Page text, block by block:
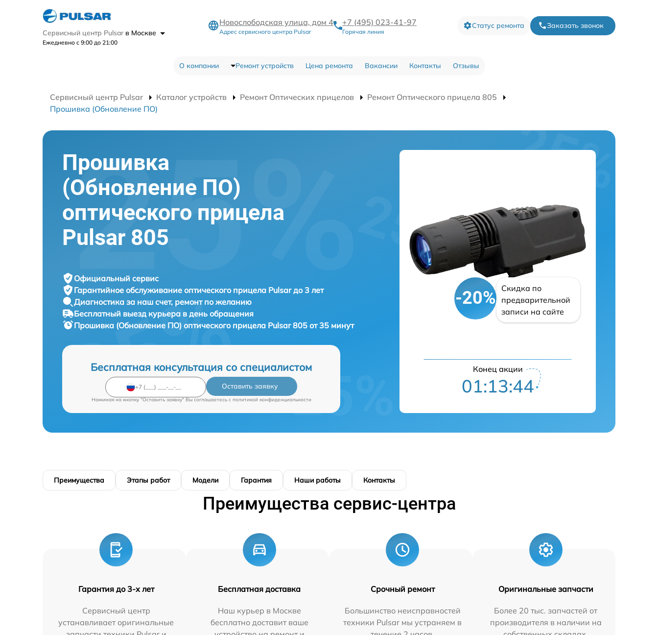
Сервисный центр Pulsar в Москве
Ежедневно с 9:00 до 21:00
Новослободская улица, дом 4
Адрес сервисного центра Pulsar
+7 (495) 023-41-97
Горячая линия
Статус ремонта Заказать звонок
О компании Ремонт устройств Цена ремонта Вакансии Контакты Отзывы
Сервисный центр Pulsar Каталог устройств Ремонт Оптических прицелов
Ремонт Оптического прицела 805
Прошивка (Обновление ПО)
Прошивка
(Обновление ПО)
оптического прицела
Pulsar 805
Официальный сервис
Гарантийное обслуживание оптического прицела Pulsar до 3 лет
Диагностика за наш счет, ремонт по желанию
Бесплатный выезд курьера в день обращения
Прошивка (Обновление ПО) оптического прицела Pulsar 805 от 35 минут
Бесплатная консультация со специалистом
Оставить заявку
Нажимая на кнопку "Оставить заявку" Вы соглашаетесь c политикой конфиденциальности
-20%
Скидка по
предварительной
записи на сайте
Конец акции
01:13:43
Преимущества Этапы работ Модели Гарантия Наши работы Контакты
Преимущества сервис-центра
Гарантия до 3-х лет
Сервисный центр
устанавливает оригинальные
Бесплатная доставка
Наш курьер в Москве
бесплатно доставит ваше
Срочный ремонт
Большинство неисправностей
техники Pulsar мы устраняем в
Оригинальные запчасти
Более 20 тыс. запчастей от
производителя в наличии на